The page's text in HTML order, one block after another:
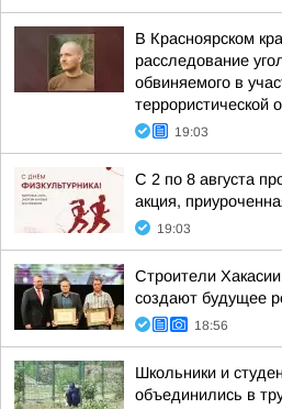
В Красноярском
расследование
обвиняемого в
террористической
19:03
С 2 по 8 августа
акция,
19:03
Строители
создают будущее
18:56
Школьники и
объединились в